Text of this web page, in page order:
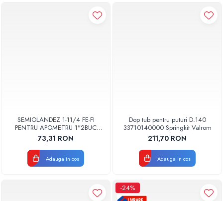
SEMIOLANDEZ 1-11/4 FE-FI
PENTRU APOMETRU 1"2BUC
/SET TIEMME
73,31 RON
Adauga in cos
Dop tub pentru puturi D.140
33710140000 Springkit Valrom
211,70 RON
Adauga in cos
-24%